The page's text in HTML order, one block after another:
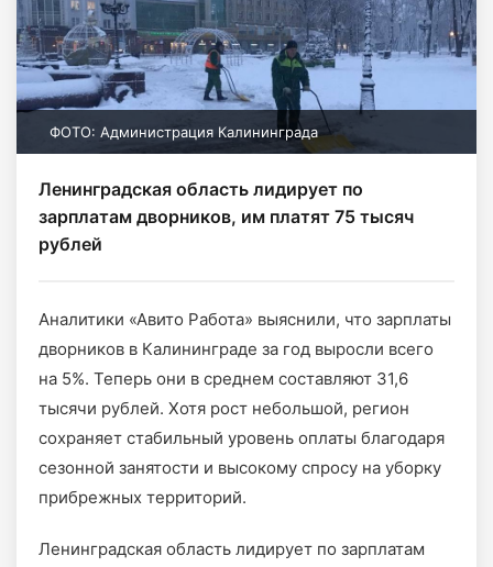
ФОТО: Администрация Калининграда
Ленинградская область лидирует по
зарплатам дворников, им платят 75 тысяч
рублей
Аналитики «Авито Работа» выяснили, что зарплаты
дворников в Калининграде за год выросли всего
на 5%. Теперь они в среднем составляют 31,6
тысячи рублей. Хотя рост небольшой, регион
сохраняет стабильный уровень оплаты благодаря
сезонной занятости и высокому спросу на уборку
прибрежных территорий.
Ленинградская область лидирует по зарплатам